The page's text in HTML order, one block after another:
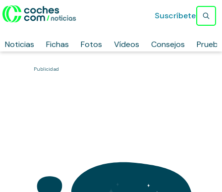
Noticias Fichas Fotos Vídeos Consejos
Suscríbete
Publicidad